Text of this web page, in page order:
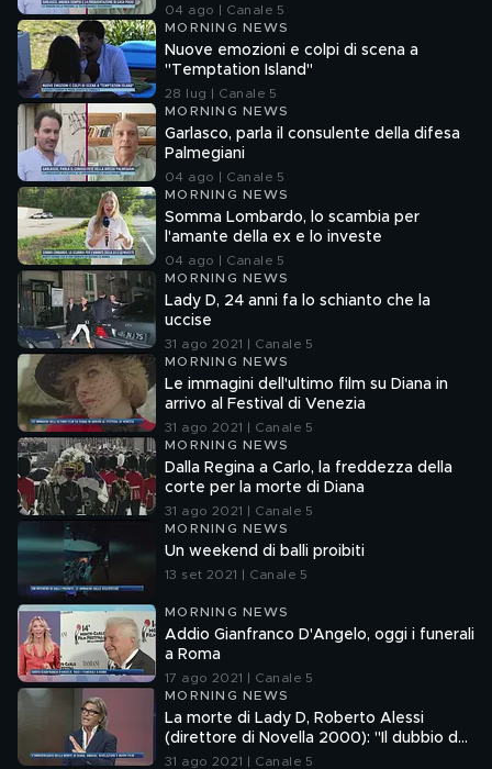
04 ago | Canale 5
MORNING NEWS
Nuove emozioni e colpi di scena a
"Temptation Island"
28 lug | Canale 5
MORNING NEWS
Garlasco, parla il consulente della difesa
Palmegiani
04 ago | Canale 5
MORNING NEWS
Somma Lombardo, lo scambia per
l'amante della ex e lo investe
04 ago | Canale 5
MORNING NEWS
Lady D, 24 anni fa lo schianto che la
uccise
31 ago 2021 | Canale 5
MORNING NEWS
Le immagini dell'ultimo film su Diana in
arrivo al Festival di Venezia
31 ago 2021 | Canale 5
MORNING NEWS
Dalla Regina a Carlo, la freddezza della
corte per la morte di Diana
31 ago 2021 | Canale 5
MORNING NEWS
Un weekend di balli proibiti
13 set 2021 | Canale 5
MORNING NEWS
Addio Gianfranco D'Angelo, oggi i funerali
a Roma
17 ago 2021 | Canale 5
MORNING NEWS
La morte di Lady D, Roberto Alessi
(direttore di Novella 2000): "Il dubbio del
complotto rimane"
31 ago 2021 | Canale 5